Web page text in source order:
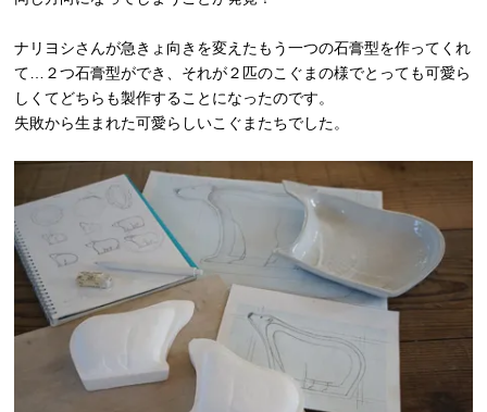
ナリヨシさんが急きょ向きを変えたもう一つの石膏型を作ってくれ
て…２つ石膏型ができ、それが２匹のこぐまの様でとっても可愛ら
しくてどちらも製作することになったのです。
失敗から生まれた可愛らしいこぐまたちでした。